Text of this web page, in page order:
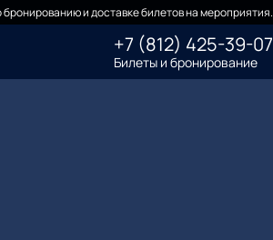
и доставке билетов на мероприятия.
+7 (812) 425-39-07
Билеты и бронирование